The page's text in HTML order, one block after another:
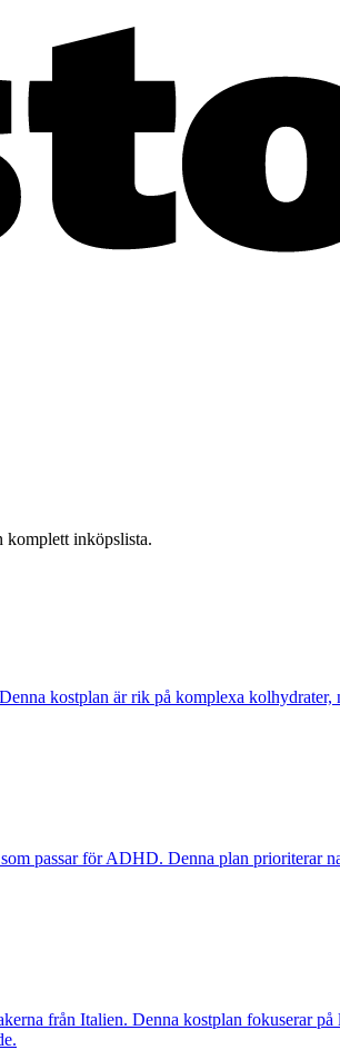
komplett inköpslista.
kostplan är rik på komplexa
passar för ADHD. Denna plan prioriterar
från Italien. Denna kostplan fokuserar